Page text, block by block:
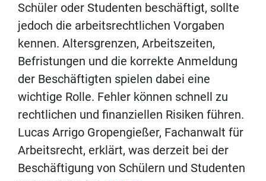
Schüler oder Studenten beschäftigt, sollte
jedoch die arbeitsrechtlichen Vorgaben
kennen. Altersgrenzen, Arbeitszeiten,
Befristungen und die korrekte Anmeldung
der Beschäftigten spielen dabei eine
wichtige Rolle. Fehler können schnell zu
rechtlichen und finanziellen Risiken führen.
Lucas Arrigo Gropengießer, Fachanwalt für
Arbeitsrecht, erklärt, was derzeit bei der
Beschäftigung von Schülern und Studenten